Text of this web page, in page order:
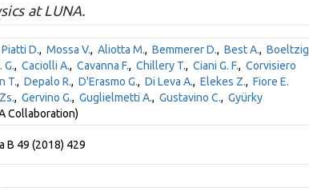
at LUNA.
Piatti D., Mossa V., Aliotta M., Bemmerer D., Best A., Boeltzig
G., Caciolli A., Cavanna F., Chillery T., Ciani G. F., Corvisiero
T., Depalo R., D'Erasmo G., Di Leva A., Elekes Z., Fiore E.
, Gervino G., Guglielmetti A., Gustavino C., Gyürky
Collaboration)
B 49 (2018) 429